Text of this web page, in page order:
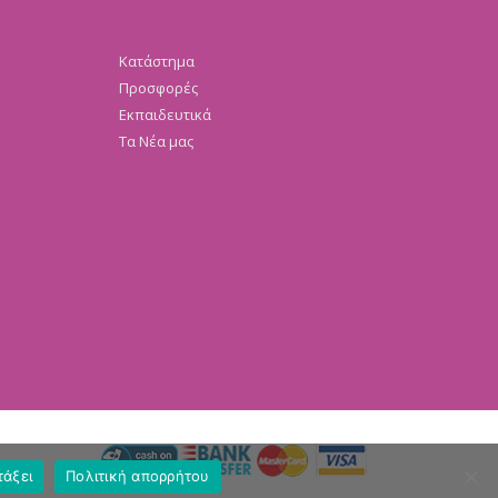
Κατάστημα
Προσφορές
Εκπαιδευτικά
Τα Νέα μας
Πολιτική απορρήτου